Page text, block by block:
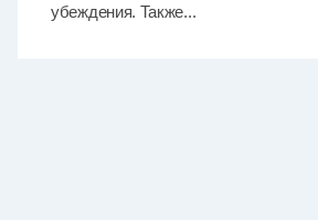
убеждения. Также...